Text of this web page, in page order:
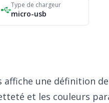
Type de chargeur
micro-usb
affiche une définition
et les couleurs